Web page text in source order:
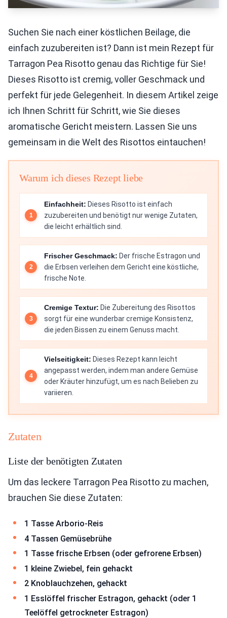
Suchen Sie nach einer köstlichen Beilage, die
einfach zuzubereiten ist? Dann ist mein Rezept für
Tarragon Pea Risotto genau das Richtige für Sie!
Dieses Risotto ist cremig, voller Geschmack und
perfekt für jede Gelegenheit. In diesem Artikel zeige
ich Ihnen Schritt für Schritt, wie Sie dieses
aromatische Gericht meistern. Lassen Sie uns
gemeinsam in die Welt des Risottos eintauchen!
Warum ich dieses Rezept liebe
Einfachheit: Dieses Risotto ist einfach
zuzubereiten und benötigt nur wenige Zutaten,
die leicht erhältlich sind.
Frischer Geschmack: Der frische Estragon und
die Erbsen verleihen dem Gericht eine köstliche,
frische Note.
Cremige Textur: Die Zubereitung des Risottos
sorgt für eine wunderbar cremige Konsistenz,
die jeden Bissen zu einem Genuss macht.
Vielseitigkeit: Dieses Rezept kann leicht
angepasst werden, indem man andere Gemüse
oder Kräuter hinzufügt, um es nach Belieben zu
variieren.
Zutaten
Liste der benötigten Zutaten
Um das leckere Tarragon Pea Risotto zu machen,
brauchen Sie diese Zutaten:
1 Tasse Arborio-Reis
4 Tassen Gemüsebrühe
1 Tasse frische Erbsen (oder gefrorene Erbsen)
1 kleine Zwiebel, fein gehackt
2 Knoblauchzehen, gehackt
1 Esslöffel frischer Estragon, gehackt (oder 1
Teelöffel getrockneter Estragon)